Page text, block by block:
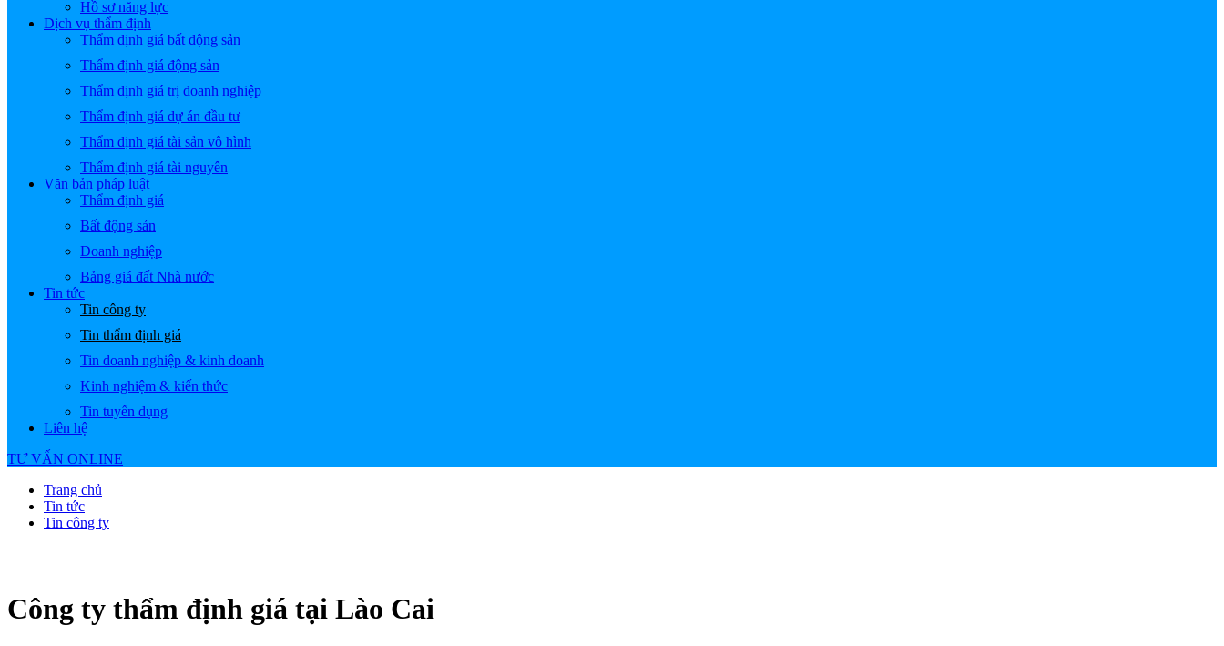
Hồ sơ năng lực
Dịch vụ thẩm định
Thẩm định giá bất động sản
Thẩm định giá động sản
Thẩm định giá trị doanh nghiệp
Thẩm định giá dự án đầu tư
Thẩm định giá tài sản vô hình
Thẩm định giá tài nguyên
Văn bản pháp luật
Thẩm định giá
Bất động sản
Doanh nghiệp
Bảng giá đất Nhà nước
Tin tức
Tin công ty
Tin thẩm định giá
Tin doanh nghiệp & kinh doanh
Kinh nghiệm & kiến thức
Tin tuyển dụng
Liên hệ
TƯ VẤN ONLINE
Trang chủ
Tin tức
Tin công ty
Công ty thẩm định giá tại Lào Cai